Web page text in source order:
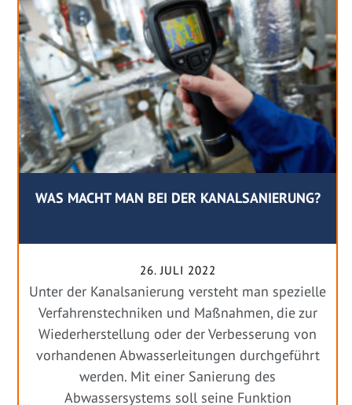
WAS MACHT MAN BEI DER KANALSANIERUNG?
26. JULI 2022
Unter der Kanalsanierung versteht man spezielle
Verfahrenstechniken und Maßnahmen, die zur
Wiederherstellung oder der Verbesserung von
vorhandenen Abwasserleitungen durchgeführt
werden. Mit einer Sanierung des
Abwassersystems soll seine Funktion